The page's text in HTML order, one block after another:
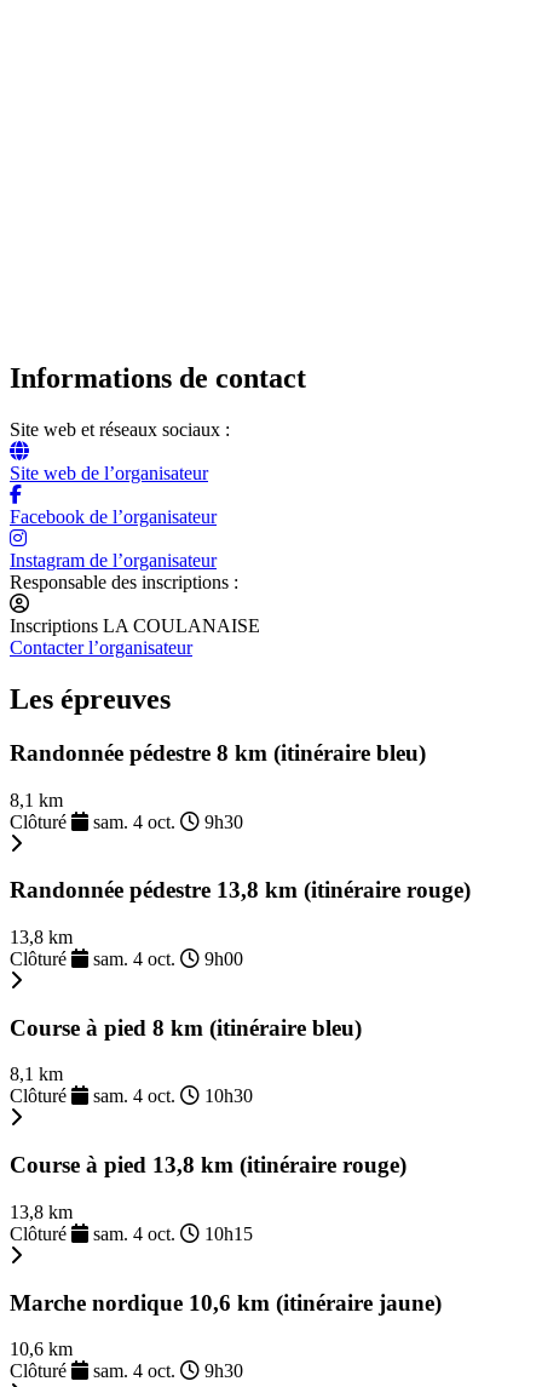
Informations de contact
Site web et réseaux sociaux :
Site web de l’organisateur
Facebook de l’organisateur
Instagram de l’organisateur
Responsable des inscriptions :
Inscriptions LA COULANAISE
Contacter l’organisateur
Les épreuves
Randonnée pédestre 8 km (itinéraire bleu)
8,1 km
Clôturé
sam. 4 oct. 9h30
Randonnée pédestre 13,8 km (itinéraire rouge)
13,8 km
Clôturé
sam. 4 oct. 9h00
Course à pied 8 km (itinéraire bleu)
8,1 km
Clôturé
sam. 4 oct. 10h30
Course à pied 13,8 km (itinéraire rouge)
13,8 km
Clôturé
sam. 4 oct. 10h15
Marche nordique 10,6 km (itinéraire jaune)
10,6 km
Clôturé
sam. 4 oct. 9h30